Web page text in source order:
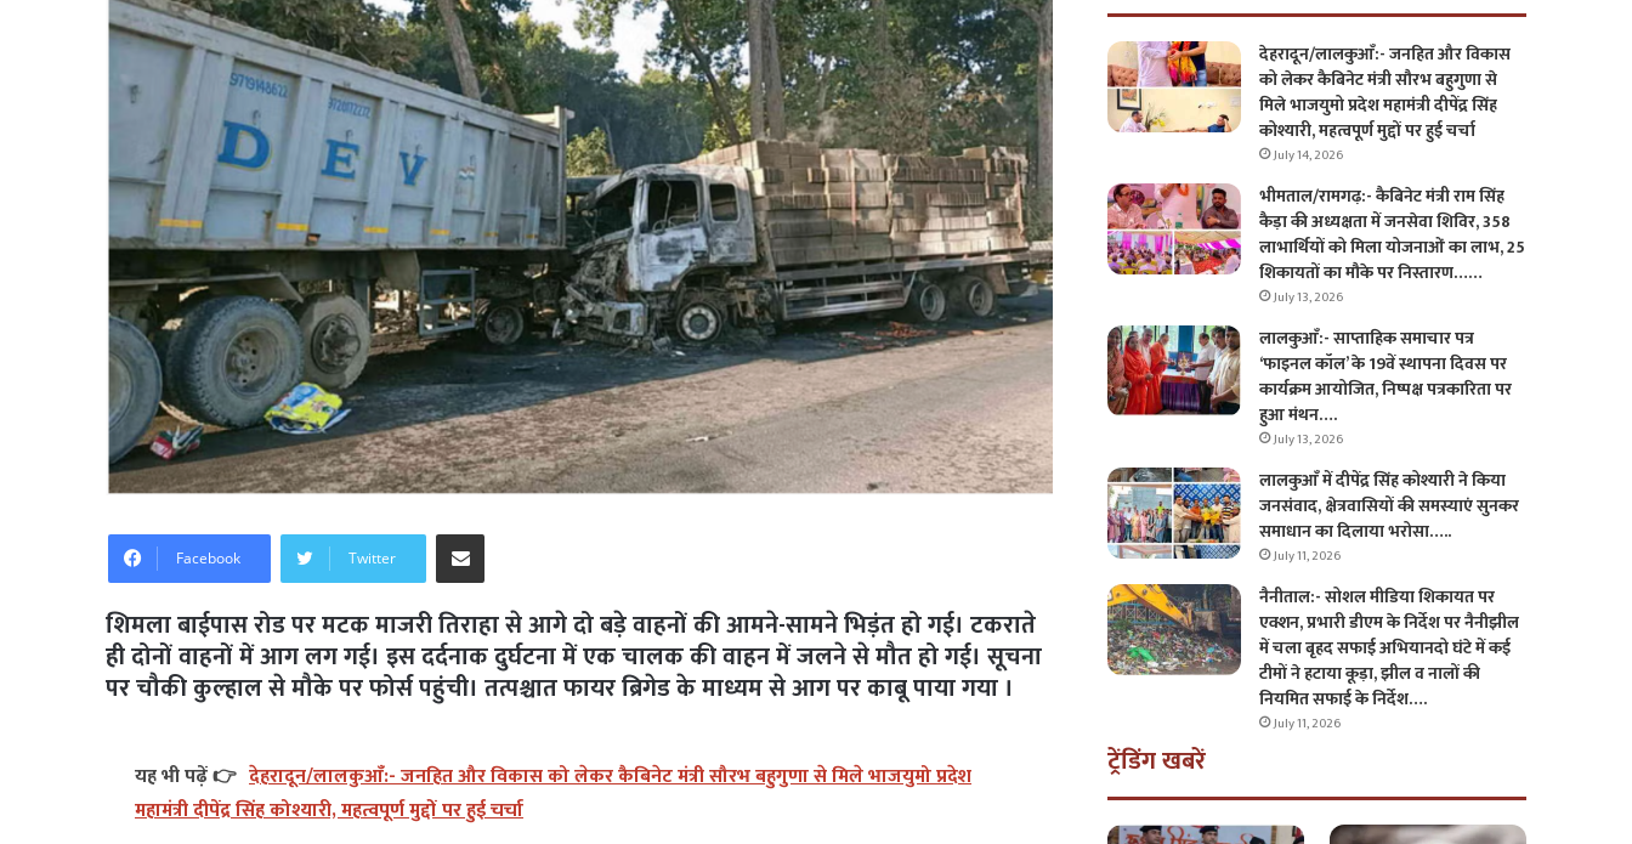
Facebook Twitter
Share via Email
शिमला बाईपास रोड पर मटक माजरी तिराहा से आगे दो बड़े वाहनों की आमने-सामने भिड़ंत हो गई। टकराते
ही दोनों वाहनों में आग लग गई। इस दर्दनाक दुर्घटना में एक चालक की वाहन में जलने से मौत हो गई। सूचना
पर चौकी कुल्हाल से मौके पर फोर्स पहुंची। तत्पश्चात फायर ब्रिगेड के माध्यम से आग पर काबू पाया गया ।
यह भी पढ़ें 👉 देहरादून/लालकुआँ:- जनहित और विकास को लेकर कैबिनेट मंत्री सौरभ बहुगुणा से मिले भाजयुमो प्रदेश
महामंत्री दीपेंद्र सिंह कोश्यारी, महत्वपूर्ण मुद्दों पर हुई चर्चा
देहरादून/लालकुआँ:- जनहित और विकास
को लेकर कैबिनेट मंत्री सौरभ बहुगुणा से
मिले भाजयुमो प्रदेश महामंत्री दीपेंद्र सिंह
कोश्यारी, महत्वपूर्ण मुद्दों पर हुई चर्चा
July 14, 2026
भीमताल/रामगढ़:- कैबिनेट मंत्री राम सिंह
कैड़ा की अध्यक्षता में जनसेवा शिविर, 358
लाभार्थियों को मिला योजनाओं का लाभ, 25
शिकायतों का मौके पर निस्तारण……
July 13, 2026
लालकुआँ:- साप्ताहिक समाचार पत्र
‘फाइनल कॉल’ के 19वें स्थापना दिवस पर
कार्यक्रम आयोजित, निष्पक्ष पत्रकारिता पर
हुआ मंथन….
July 13, 2026
लालकुआँ में दीपेंद्र सिंह कोश्यारी ने किया
जनसंवाद, क्षेत्रवासियों की समस्याएं सुनकर
समाधान का दिलाया भरोसा…..
July 11, 2026
नैनीताल:- सोशल मीडिया शिकायत पर
एक्शन, प्रभारी डीएम के निर्देश पर नैनीझील
में चला बृहद सफाई अभियानदो घंटे में कई
टीमों ने हटाया कूड़ा, झील व नालों की
नियमित सफाई के निर्देश….
July 11, 2026
ट्रेंडिंग खबरें